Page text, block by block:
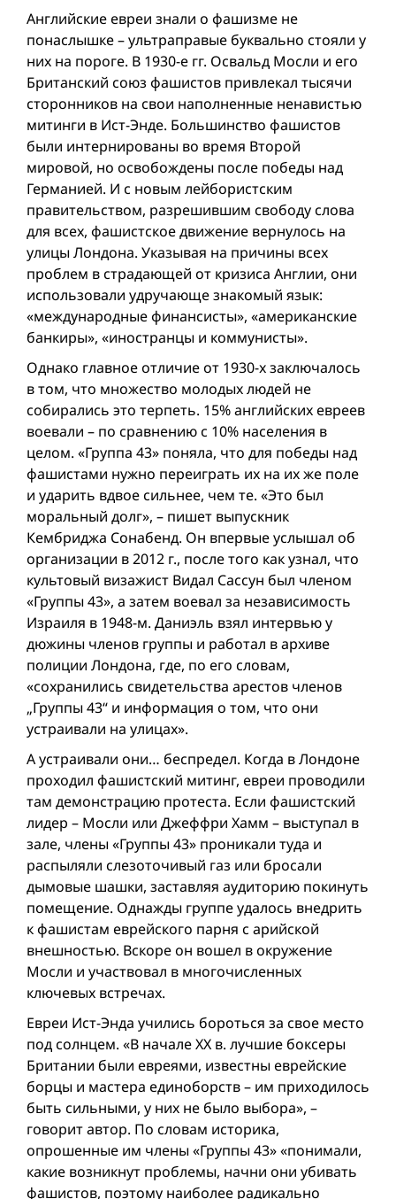
Английские евреи знали о фашизме не
понаслышке – ультраправые буквально стояли у
них на пороге. В 1930-е гг. Освальд Мосли и его
Британский союз фашистов привлекал тысячи
сторонников на свои наполненные ненавистью
митинги в Ист-Энде. Большинство фашистов
были интернированы во время Второй
мировой, но освобождены после победы над
Германией. И с новым лейбористским
правительством, разрешившим свободу слова
для всех, фашистское движение вернулось на
улицы Лондона. Указывая на причины всех
проблем в страдающей от кризиса Англии, они
использовали удручающе знакомый язык:
«международные финансисты», «американские
банкиры», «иностранцы и коммунисты».
Однако главное отличие от 1930-х заключалось
в том, что множество молодых людей не
собирались это терпеть. 15% английских евреев
воевали – по сравнению с 10% населения в
целом. «Группа 43» поняла, что для победы над
фашистами нужно переиграть их на их же поле
и ударить вдвое сильнее, чем те. «Это был
моральный долг», – пишет выпускник
Кембриджа Сонабенд. Он впервые услышал об
организации в 2012 г., после того как узнал, что
культовый визажист Видал Сассун был членом
«Группы 43», а затем воевал за независимость
Израиля в 1948-м. Даниэль взял интервью у
дюжины членов группы и работал в архиве
полиции Лондона, где, по его словам,
«сохранились свидетельства арестов членов
„Группы 43“ и информация о том, что они
устраивали на улицах».
А устраивали они… беспредел. Когда в Лондоне
проходил фашистский митинг, евреи проводили
там демонстрацию протеста. Если фашистский
лидер – Мосли или Джеффри Хамм – выступал в
зале, члены «Группы 43» проникали туда и
распыляли слезоточивый газ или бросали
дымовые шашки, заставляя аудиторию покинуть
помещение. Однажды группе удалось внедрить
к фашистам еврейского парня с арийской
внешностью. Вскоре он вошел в окружение
Мосли и участвовал в многочисленных
ключевых встречах.
Евреи Ист-Энда учились бороться за свое место
под солнцем. «В начале XX в. лучшие боксеры
Британии были евреями, известны еврейские
борцы и мастера единоборств – им приходилось
быть сильными, у них не было выбора», –
говорит автор. По словам историка,
опрошенные им члены «Группы 43» «понимали,
какие возникнут проблемы, начни они убивать
фашистов, поэтому наиболее радикально